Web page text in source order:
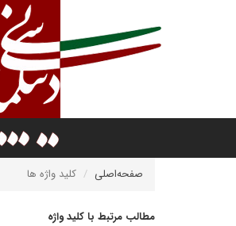
صفحه‌اصلی کلید واژه ها
مطالب مرتبط با کلید واژه